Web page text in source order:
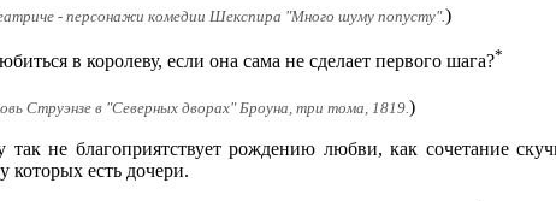
- персонажи комедии Шекспира "Много шуму попусту".)
в королеву, если она сама не сделает первого шага?*
Струэнзе в "Северных дворах" Броуна, три тома, 1819.)
так не благоприятствует рождению любви, как сочетание
которых есть дочери.